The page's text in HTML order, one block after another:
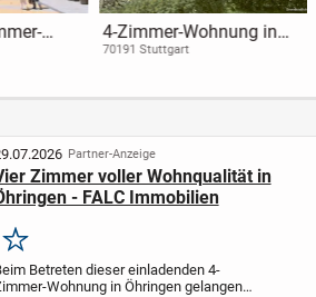
4-Zimmer-Wohnung in
Stuttgart-Nord »Wohnen im
70191 Stuttgart
Partner-Anzeige
Zimmer voller Wohnqualität in
- FALC Immobilien
Merken
Betreten dieser einladenden 4-
Wohnung in Öhringen gelangen